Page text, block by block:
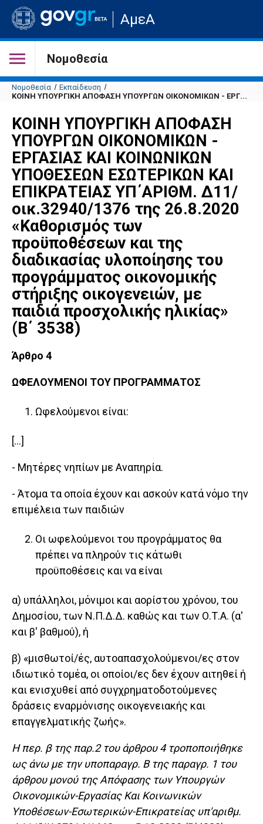
Μετάβαση
στην
σελίδα
του
ΑμεΑ
Νομοθεσία
Νομοθεσία
Εκπαίδευση
ΚΟΙΝΗ ΥΠΟΥΡΓΙΚΗ ΑΠΟΦΑΣΗ ΥΠΟΥΡΓΩΝ ΟΙΚΟΝΟΜΙΚΩΝ - ΕΡΓ...
ΚΟΙΝΗ ΥΠΟΥΡΓΙΚΗ ΑΠΟΦΑΣΗ
ΥΠΟΥΡΓΩΝ ΟΙΚΟΝΟΜΙΚΩΝ -
ΕΡΓΑΣΙΑΣ ΚΑΙ ΚΟΙΝΩΝΙΚΩΝ
ΥΠΟΘΕΣΕΩΝ ΕΣΩΤΕΡΙΚΩΝ ΚΑΙ
ΕΠΙΚΡΑΤΕΙΑΣ ΥΠ΄ΑΡΙΘΜ. Δ11/
οικ.32940/1376 της 26.8.2020
«Καθορισμός των
προϋποθέσεων και της
διαδικασίας υλοποίησης του
προγράμματος οικονομικής
στήριξης οικογενειών, με
παιδιά προσχολικής ηλικίας»
(Β΄ 3538)
Άρθρο 4
ΩΦΕΛΟΥΜΕΝΟΙ ΤΟΥ ΠΡΟΓΡΑΜΜΑΤΟΣ
Ωφελούμενοι είναι:
[…]
- Μητέρες νηπίων με Αναπηρία.
- Άτομα τα οποία έχουν και ασκούν κατά νόμο την
επιμέλεια των παιδιών
Οι ωφελούμενοι του προγράμματος θα
πρέπει να πληρούν τις κάτωθι
προϋποθέσεις και να είναι
α) υπάλληλοι, μόνιμοι και αορίστου χρόνου, του
Δημοσίου, των Ν.Π.Δ.Δ. καθώς και των Ο.Τ.Α. (α'
και β' βαθμού), ή
β) «μισθωτοί/ές, αυτοαπασχολούμενοι/ες στον
ιδιωτικό τομέα, οι οποίοι/ες δεν έχουν αιτηθεί ή
και ενισχυθεί από συγχρηματοδοτούμενες
δράσεις εναρμόνισης οικογενειακής και
επαγγελματικής ζωής».
Η περ. β της παρ.2 του άρθρου 4 τροποποιήθηκε
ως άνω με την υποπαραγρ. Β της παραγρ. 1 του
άρθρου μονού της Απόφασης των Υπουργών
Οικονομικών-Εργασίας Και Κοινωνικών
Υποθέσεων-Εσωτερικών-Επικρατείας υπ'αριθμ.